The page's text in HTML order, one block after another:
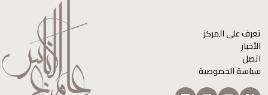
تعرف على المركز
الأخبار
اتصل
سياسة الخصوصية